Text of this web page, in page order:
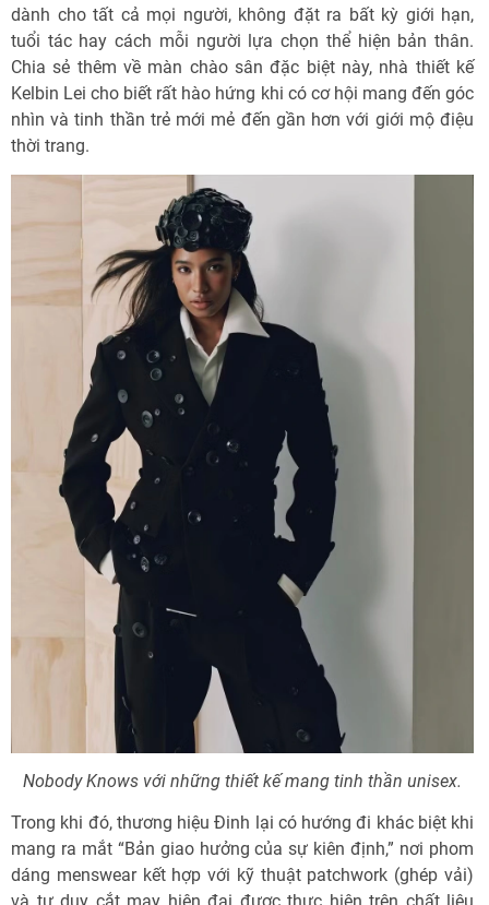
dành cho tất cả mọi người, không đặt ra bất kỳ giới hạn,
tuổi tác hay cách mỗi người lựa chọn thể hiện bản thân.
Chia sẻ thêm về màn chào sân đặc biệt này, nhà thiết kế
Kelbin Lei cho biết rất hào hứng khi có cơ hội mang đến góc
nhìn và tinh thần trẻ mới mẻ đến gần hơn với giới mộ điệu
thời trang.
Nobody Knows với những thiết kế mang tinh thần unisex.
Trong khi đó, thương hiệu Đinh lại có hướng đi khác biệt khi
mang ra mắt “Bản giao hưởng của sự kiên định,” nơi phom
dáng menswear kết hợp với kỹ thuật patchwork (ghép vải)